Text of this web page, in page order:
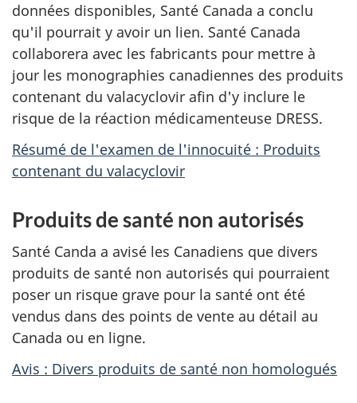
données disponibles, Santé Canada a conclu
qu'il pourrait y avoir un lien. Santé Canada
collaborera avec les fabricants pour mettre à
jour les monographies canadiennes des produits
contenant du valacyclovir afin d'y inclure le
risque de la réaction médicamenteuse DRESS.
Résumé de l'examen de l'innocuité : Produits
contenant du valacyclovir
Produits de santé non autorisés
Santé Canda a avisé les Canadiens que divers
produits de santé non autorisés qui pourraient
poser un risque grave pour la santé ont été
vendus dans des points de vente au détail au
Canada ou en ligne.
Avis : Divers produits de santé non homologués